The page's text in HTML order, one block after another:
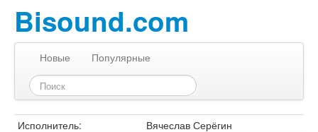
Bisound.com
Новые Популярные
Исполнитель:
Вячеслав Серёгин